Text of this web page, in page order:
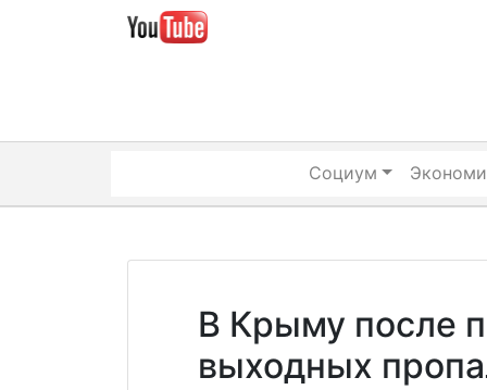
Социум
В Крыму после
выходных